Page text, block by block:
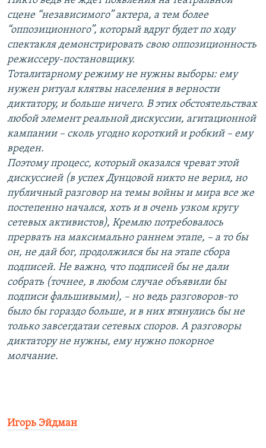
сцене “независимого” актера, а тем более
“оппозиционного”, который вдруг будет по ходу
спектакля демонстрировать свою оппозиционность
режиссеру-постановщику.
Тоталитарному режиму не нужны выборы: ему
нужен ритуал клятвы населения в верности
диктатору, и больше ничего. В этих обстоятельствах
любой элемент реальной дискуссии, агитационной
кампании – сколь угодно короткий и робкий – ему
вреден.
Поэтому процесс, который оказался чреват этой
дискуссией (в успех Дунцовой никто не верил, но
публичный разговор на темы войны и мира все же
постепенно начался, хоть и в очень узком кругу
сетевых активистов), Кремлю потребовалось
прервать на максимально раннем этапе, – а то бы
он, не дай бог, продолжился бы на этапе сбора
подписей. Не важно, что подписей бы не дали
собрать (точнее, в любом случае объявили бы
подписи фальшивыми), – но ведь разговоров-то
было бы гораздо больше, и в них втянулись бы не
только завсегдатаи сетевых споров. А разговоры
диктатору не нужны, ему нужно покорное
молчание.
Игорь Эйдман